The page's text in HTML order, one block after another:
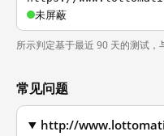
未屏蔽
所示判定基于最近 90 天的测试，
常见问题
http://